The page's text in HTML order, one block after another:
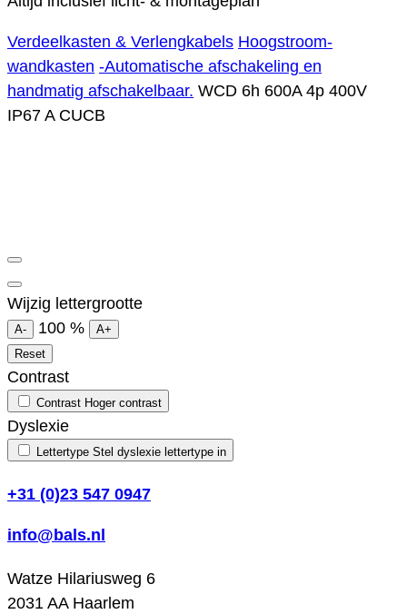
Verdeelkasten & Verlengkabels Hoogstroom-
wandkasten -Automatische afschakeling en
handmatig afschakelbaar. WCD 6h 600A 4p 400V
IP67 A CUCB
Wijzig lettergrootte
A- 100 %
A+
Reset
Contrast
Contrast Hoger contrast
Dyslexie
Lettertype Stel dyslexie lettertype in
+31 (0)23 547 0947
info@bals.nl
Watze Hilariusweg 6
2031 AA Haarlem